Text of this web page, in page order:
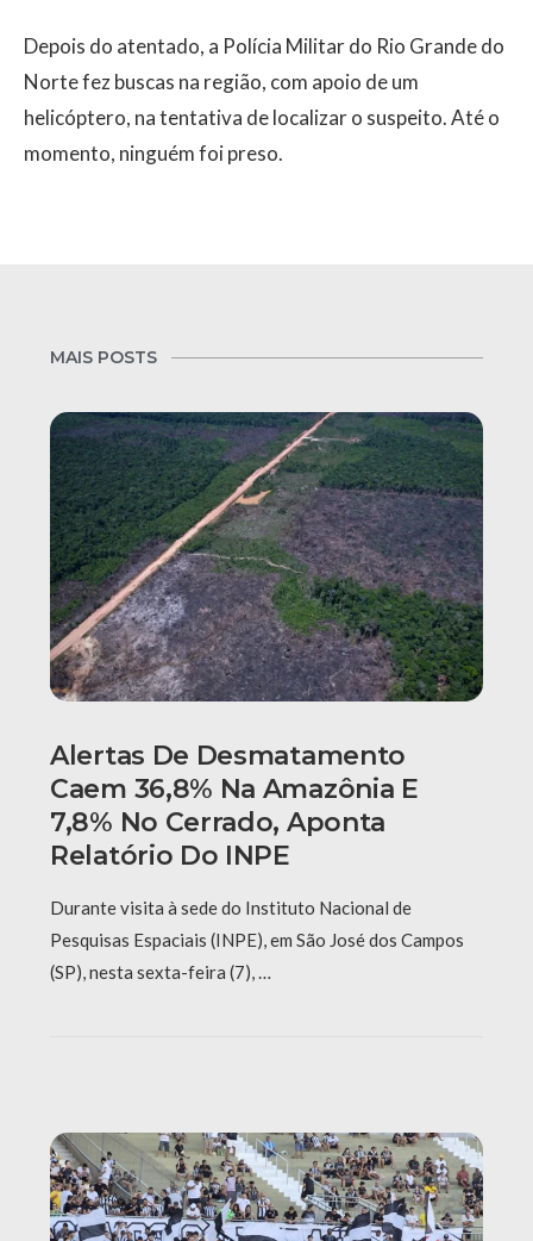
Depois do atentado, a Polícia Militar do Rio Grande do
Norte fez buscas na região, com apoio de um
helicóptero, na tentativa de localizar o suspeito. Até o
momento, ninguém foi preso.
MAIS POSTS
Alertas De Desmatamento
Caem 36,8% Na Amazônia E
7,8% No Cerrado, Aponta
Relatório Do INPE
Durante visita à sede do Instituto Nacional de
Pesquisas Espaciais (INPE), em São José dos Campos
(SP), nesta sexta-feira (7), …